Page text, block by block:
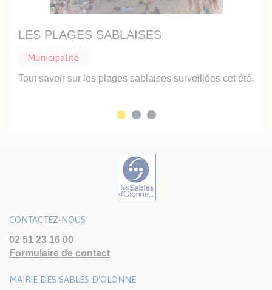
LES PLAGES SABLAISES
Municipalité
Tout savoir sur les plages sablaises surveillées cet été.
CONTACTEZ-NOUS
02 51 23 16 00
Formulaire de contact
MAIRIE DES SABLES D'OLONNE